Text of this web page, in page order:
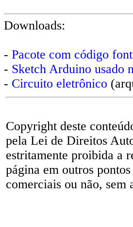
Downloads:
- Pacote com código
- Sketch Arduino usado
- Circuito eletrônico
Copyright deste
pela Lei de Direitos
estritamente proibida a
página em outros
comerciais ou não,